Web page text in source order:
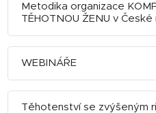
Metodika organizace
TĚHOTNOU ŽENU v České
WEBINÁŘE
Těhotenství se zvýšeným